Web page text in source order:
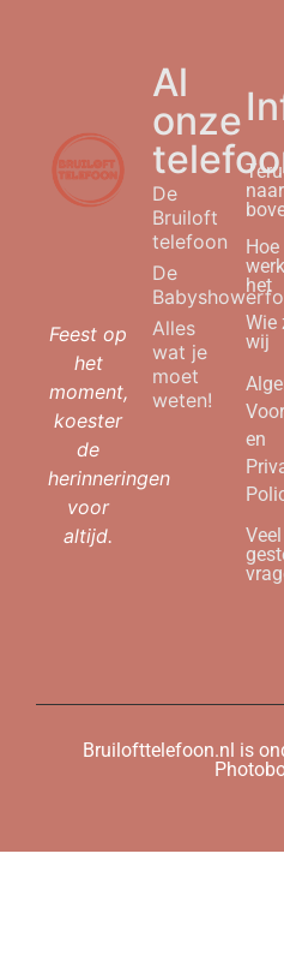
Feest op
het
moment,
koester
de
herinneringen
voor
altijd.
Al
onze
De
Bruiloft
telefoon
De
Alles
wat je
moet
weten!
naar
Hoe
het
Wie
wij
en
Veel
Bruilofttelefoon.nl is